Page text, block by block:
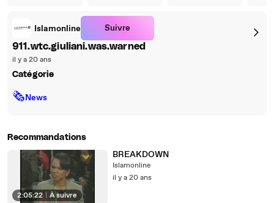
Islamonline Suivre
911.wtc.giuliani.was.warned
il y a 20 ans
Catégorie
🗞News
Recommandations
2:05:22 À suivre
BREAKDOWN
Islamonline
il y a 20 ans